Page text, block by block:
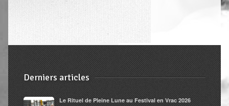
Yoga en entreprise
Boutique
Contact
Derniers articles
Le Rituel de Pleine Lune au Festival en Vrac 2026